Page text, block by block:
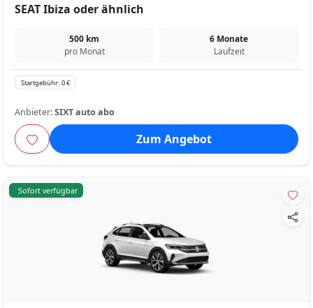
SEAT Ibiza oder ähnlich
500 km
pro Monat
6 Monate
Laufzeit
Startgebühr: 0 €
Anbieter:SIXT auto abo
Zum Angebot
Sofort verfügbar